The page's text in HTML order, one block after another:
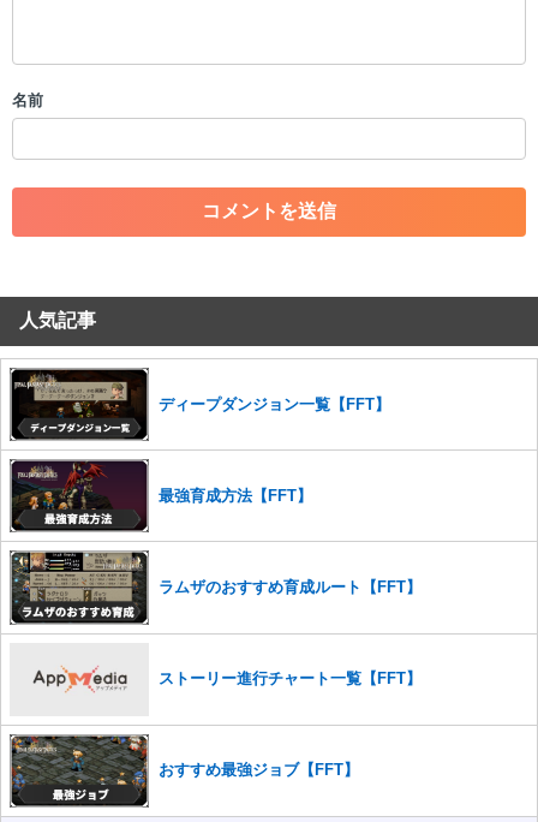
・一度削除された投稿を再び投稿すること
・アカウントの売買など金銭が絡む内容の投稿
・各ゲームのネタバレを含む内容の投稿
・その他、管理者が不適切と判断した投稿
コメントの削除を申請する
せていただきます。ご了承ください。
※一度削除したコメントは復元ができませんのでご注意くだ
さい。
また、過度な利用規約の違反や、弊社に損害の及ぶ内容の書き込みがあ
った場合は、法的措置をとらせていただく場合もございますので、あら
かじめご理解くださいませ。
名前
人気記事
ディープダンジョン一覧【FFT】
最強育成方法【FFT】
ラムザのおすすめ育成ルート【FFT】
ストーリー進行チャート一覧【FFT】
おすすめ最強ジョブ【FFT】